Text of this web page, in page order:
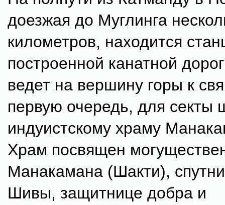
доезжая до Муглинга
километров, находится
построенной канатной
ведет на вершину горы к
первую очередь, для секты
индуистскому храму
Храм посвящен
Манакамана (Шакти),
Шивы, защитнице добра и